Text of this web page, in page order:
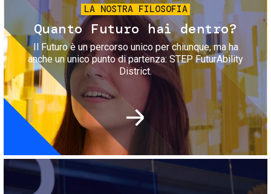
LA NOSTRA FILOSOFIA
Quanto Futuro hai dentro?
Il Futuro è un percorso unico per chiunque, ma ha
anche un unico punto di partenza: STEP FuturAbility
District.
Immagine